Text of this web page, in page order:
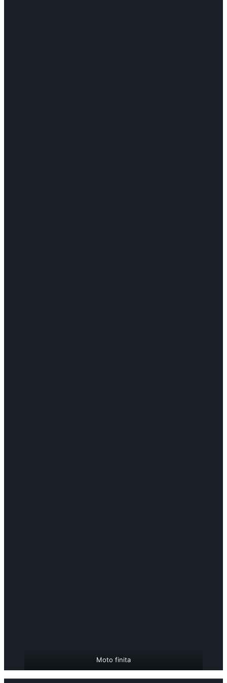
Moto finita